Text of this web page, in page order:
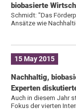
biobasierte
Schmidt: "Das
Ansätze wie
15 May 2015
Nachhaltig,
Experten
Auch in diesem Jahr
Fokus der vierten